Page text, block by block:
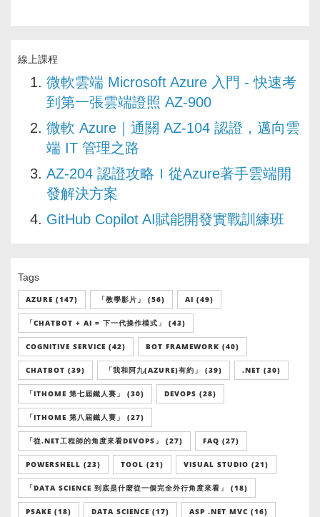
線上課程
微軟雲端 Microsoft Azure 入門 - 快速考
到第一張雲端證照 AZ-900
微軟 Azure｜通關 AZ-104 認證，邁向雲
端 IT 管理之路
AZ-204 認證攻略Ｉ從Azure著手雲端開
發解決方案
GitHub Copilot AI賦能開發實戰訓練班
Tags
AZURE (147) 「教學影片」 (56) AI (49)
「CHATBOT + AI = 下一代操作模式」 (43)
COGNITIVE SERVICE (42) BOT FRAMEWORK (40)
CHATBOT (39) 「我和阿九(AZURE)有約」 (39) .NET (30)
「ITHOME 第七屆鐵人賽」 (30) DEVOPS (28)
「ITHOME 第八屆鐵人賽」 (27)
「從.NET工程師的角度來看DEVOPS」 (27) FAQ (27)
POWERSHELL (23) TOOL (21) VISUAL STUDIO (21)
「DATA SCIENCE 到底是什麼從一個完全外行角度來看」 (18)
PSAKE (18) DATA SCIENCE (17) ASP .NET MVC (16)